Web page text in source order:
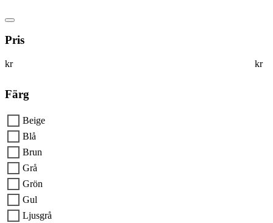
Pris
kr kr
Färg
Beige
Blå
Brun
Grå
Grön
Gul
Ljusgrå